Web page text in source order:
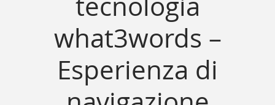
what3words –
Esperienza di